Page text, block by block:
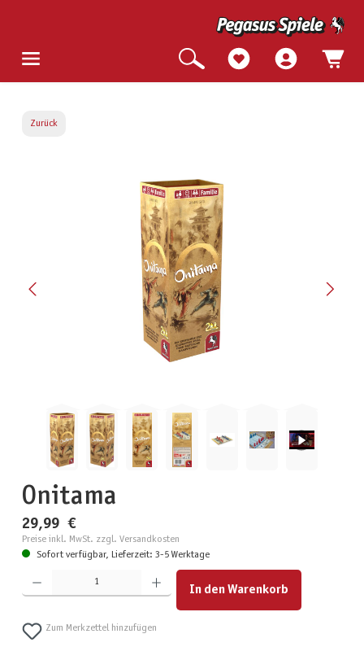
Zurück
Bildergalerie überspringen
Onitama
29,99 €
Preise inkl. MwSt. zzgl. Versandkosten
Sofort verfügbar, Lieferzeit: 3-5 Werktage
Produkt Anzahl: Gib den gewünschten Wert ein oder benutze die Schaltflächen um die Anzahl zu
In den Warenkorb
Zum Merkzettel hinzufügen